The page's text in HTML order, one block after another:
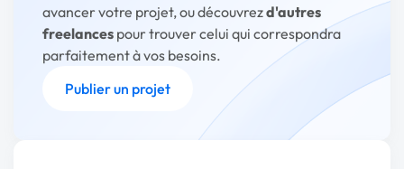
avancer votre projet, ou découvrezd'autres
freelances pour trouver celui qui correspondra
parfaitement à vos besoins.
Publier un projet